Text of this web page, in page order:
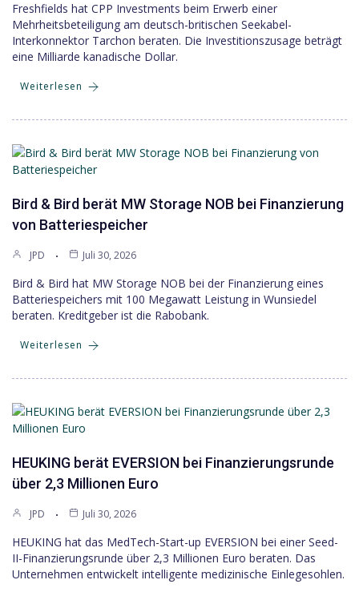
Freshfields hat CPP Investments beim Erwerb einer
Mehrheitsbeteiligung am deutsch-britischen Seekabel-
Interkonnektor Tarchon beraten. Die Investitionszusage beträgt
eine Milliarde kanadische Dollar.
Weiterlesen
Bird & Bird berät MW Storage NOB bei Finanzierung
von Batteriespeicher
JPD Juli 30, 2026
Bird & Bird hat MW Storage NOB bei der Finanzierung eines
Batteriespeichers mit 100 Megawatt Leistung in Wunsiedel
beraten. Kreditgeber ist die Rabobank.
Weiterlesen
HEUKING berät EVERSION bei Finanzierungsrunde
über 2,3 Millionen Euro
JPD Juli 30, 2026
HEUKING hat das MedTech-Start-up EVERSION bei einer Seed-
II-Finanzierungsrunde über 2,3 Millionen Euro beraten. Das
Unternehmen entwickelt intelligente medizinische Einlegesohlen.